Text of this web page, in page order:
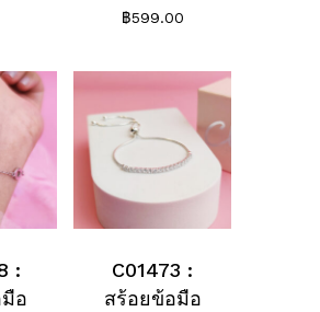
฿599.00
:
อ
C01473 :
สร้อยข้อมือ